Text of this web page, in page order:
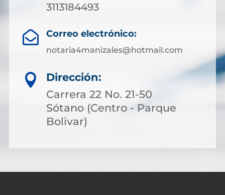
3113184493
 Correo electrónico:
notaria4manizales@hotmail.com

Dirección:
Carrera 22 No. 21-50
Sótano (Centro - Parque
Bolivar)